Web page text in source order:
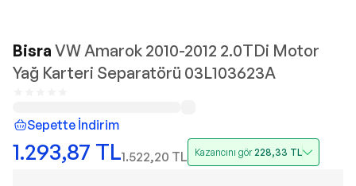
Bisra VW Amarok 2010-2012 2.0TDi Motor
Yağ Karteri Separatörü 03L103623A
Sepette İndirim
1.293,87 TL1.522,20 TL Kazancını gör228,33 TL